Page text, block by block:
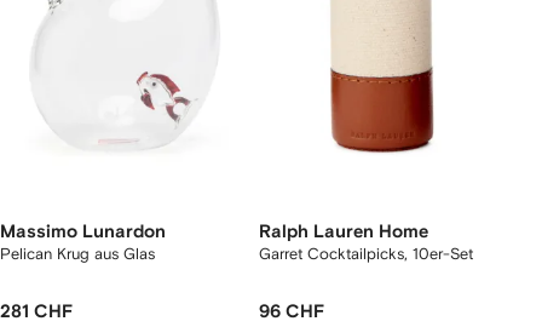
Massimo Lunardon
Pelican Krug aus Glas
281 CHF
Ralph Lauren Home
Garret Cocktailpicks, 10er-Set
96 CHF